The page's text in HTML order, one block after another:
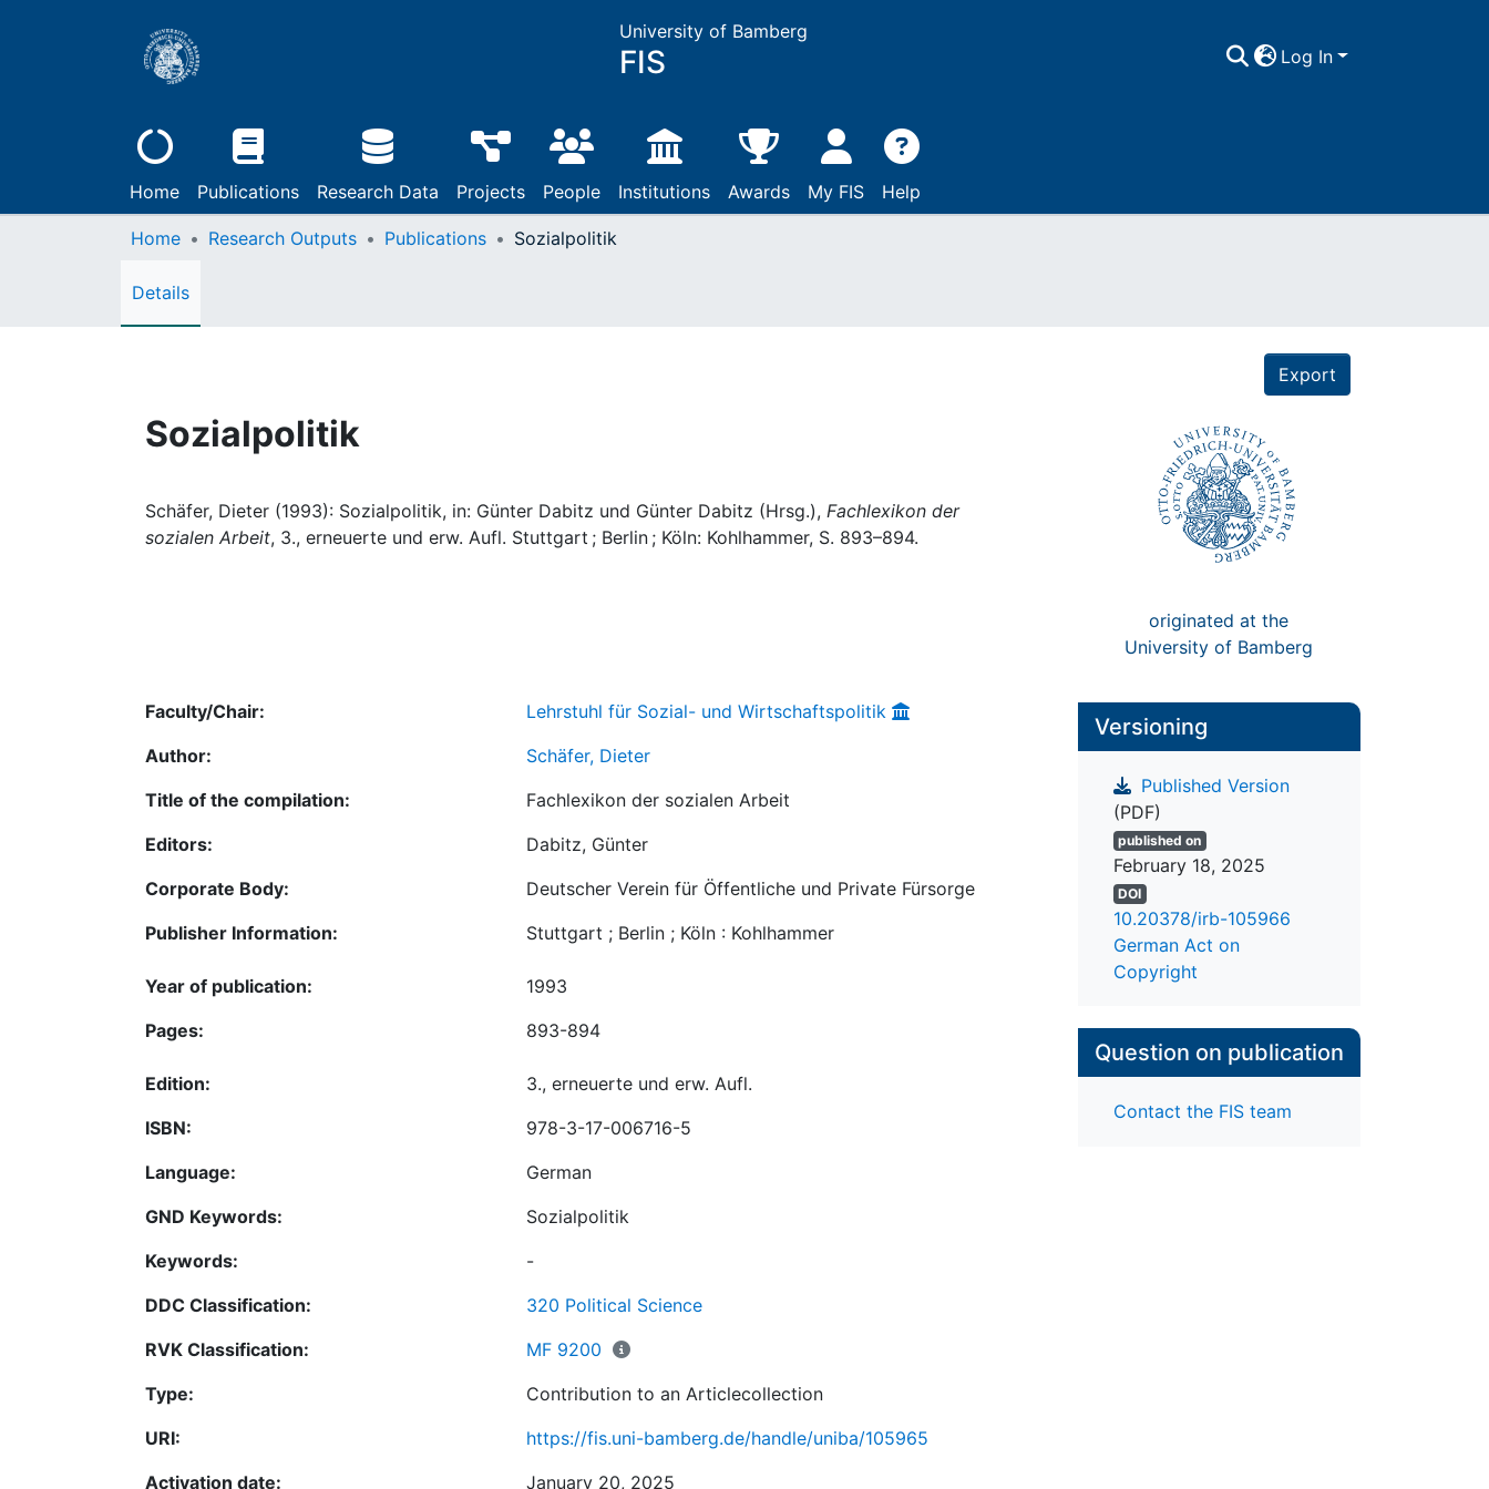
University of Bamberg
FIS Log In
Home Publications Research Data Projects People Institutions Awards My FIS Help
Home Research Outputs Publications Sozialpolitik
Details
Export
Sozialpolitik
Schäfer, Dieter (1993): Sozialpolitik, in: Günter Dabitz und Günter Dabitz (Hrsg.), Fachlexikon der
sozialen Arbeit, 3., erneuerte und erw. Aufl. Stuttgart ; Berlin ; Köln: Kohlhammer, S. 893–894.
originated at the
University of Bamberg
Faculty/Chair:
Lehrstuhl für Sozial- und Wirtschaftspolitik
Author:
Schäfer, Dieter
Title of the compilation:
Fachlexikon der sozialen Arbeit
Editors:
Dabitz, Günter
Corporate Body:
Deutscher Verein für Öffentliche und Private Fürsorge
Publisher Information:
Stuttgart ; Berlin ; Köln : Kohlhammer
Year of publication:
1993
Pages:
893-894
Edition:
3., erneuerte und erw. Aufl.
ISBN:
978-3-17-006716-5
Language:
German
GND Keywords:
Sozialpolitik
Keywords:
-
DDC Classification:
320 Political Science
RVK Classification:
MF 9200
Type:
Contribution to an Articlecollection
URI:
https://fis.uni-bamberg.de/handle/uniba/105965
Activation date:
January 20, 2025
Versioning
Published Version
(PDF)
published on
February 18, 2025
DOI
10.20378/irb-105966
German Act on
Copyright
Question on publication
Contact the FIS team